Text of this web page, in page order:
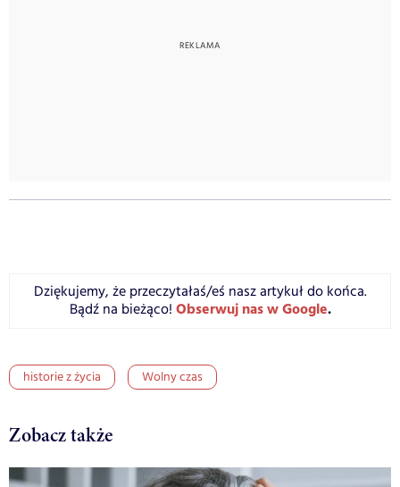
Dziękujemy, że przeczytałaś/eś nasz artykuł do końca.
Bądź na bieżąco! Obserwuj nas w Google.
historie z życia Wolny czas
Zobacz także